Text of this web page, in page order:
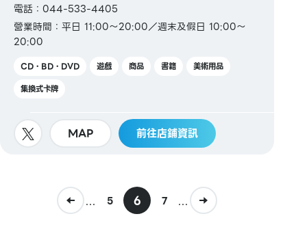
電話：044-533-4405
營業時間：平日 11:00～20:00／週末及假日 10:00～
20:00
CD・BD・DVD 遊戲 商品 書籍
美術用品
集換式卡牌
MAP 前往店鋪資訊
... 5 6 7 ...